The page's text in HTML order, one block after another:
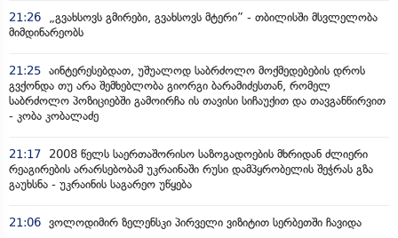
21:26
„გვახსოვს გმირები, გვახსოვს მტერი” - თბილისში მსვლელობა
მიმდინარეობს
21:25 აინტერესებდათ, უშუალოდ საბრძოლო მოქმედებების დროს
გვქონდა თუ არა შემხებლობა გიორგი ბარამიძესთან, რომელ
საბრძოლო პოზიციებში გამოირჩა ის თავისი სიჩაუქით და თავგანწირვით
- კობა კობალაძე
21:17
2008 წელს საერთაშორისო საზოგადოების მხრიდან ძლიერი
რეაგირების არარსებობამ უკრაინაში რუსი დამპყრობელის შეჭრას გზა
გაუხსნა - უკრაინის საგარეო უწყება
21:06 ვოლოდიმირ ზელენსკი პირველი ვიზიტით სერბეთში ჩავიდა